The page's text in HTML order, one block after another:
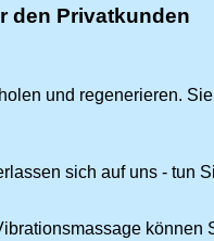
den Privatkunden
und regenerieren.
sich auf uns - tun
können